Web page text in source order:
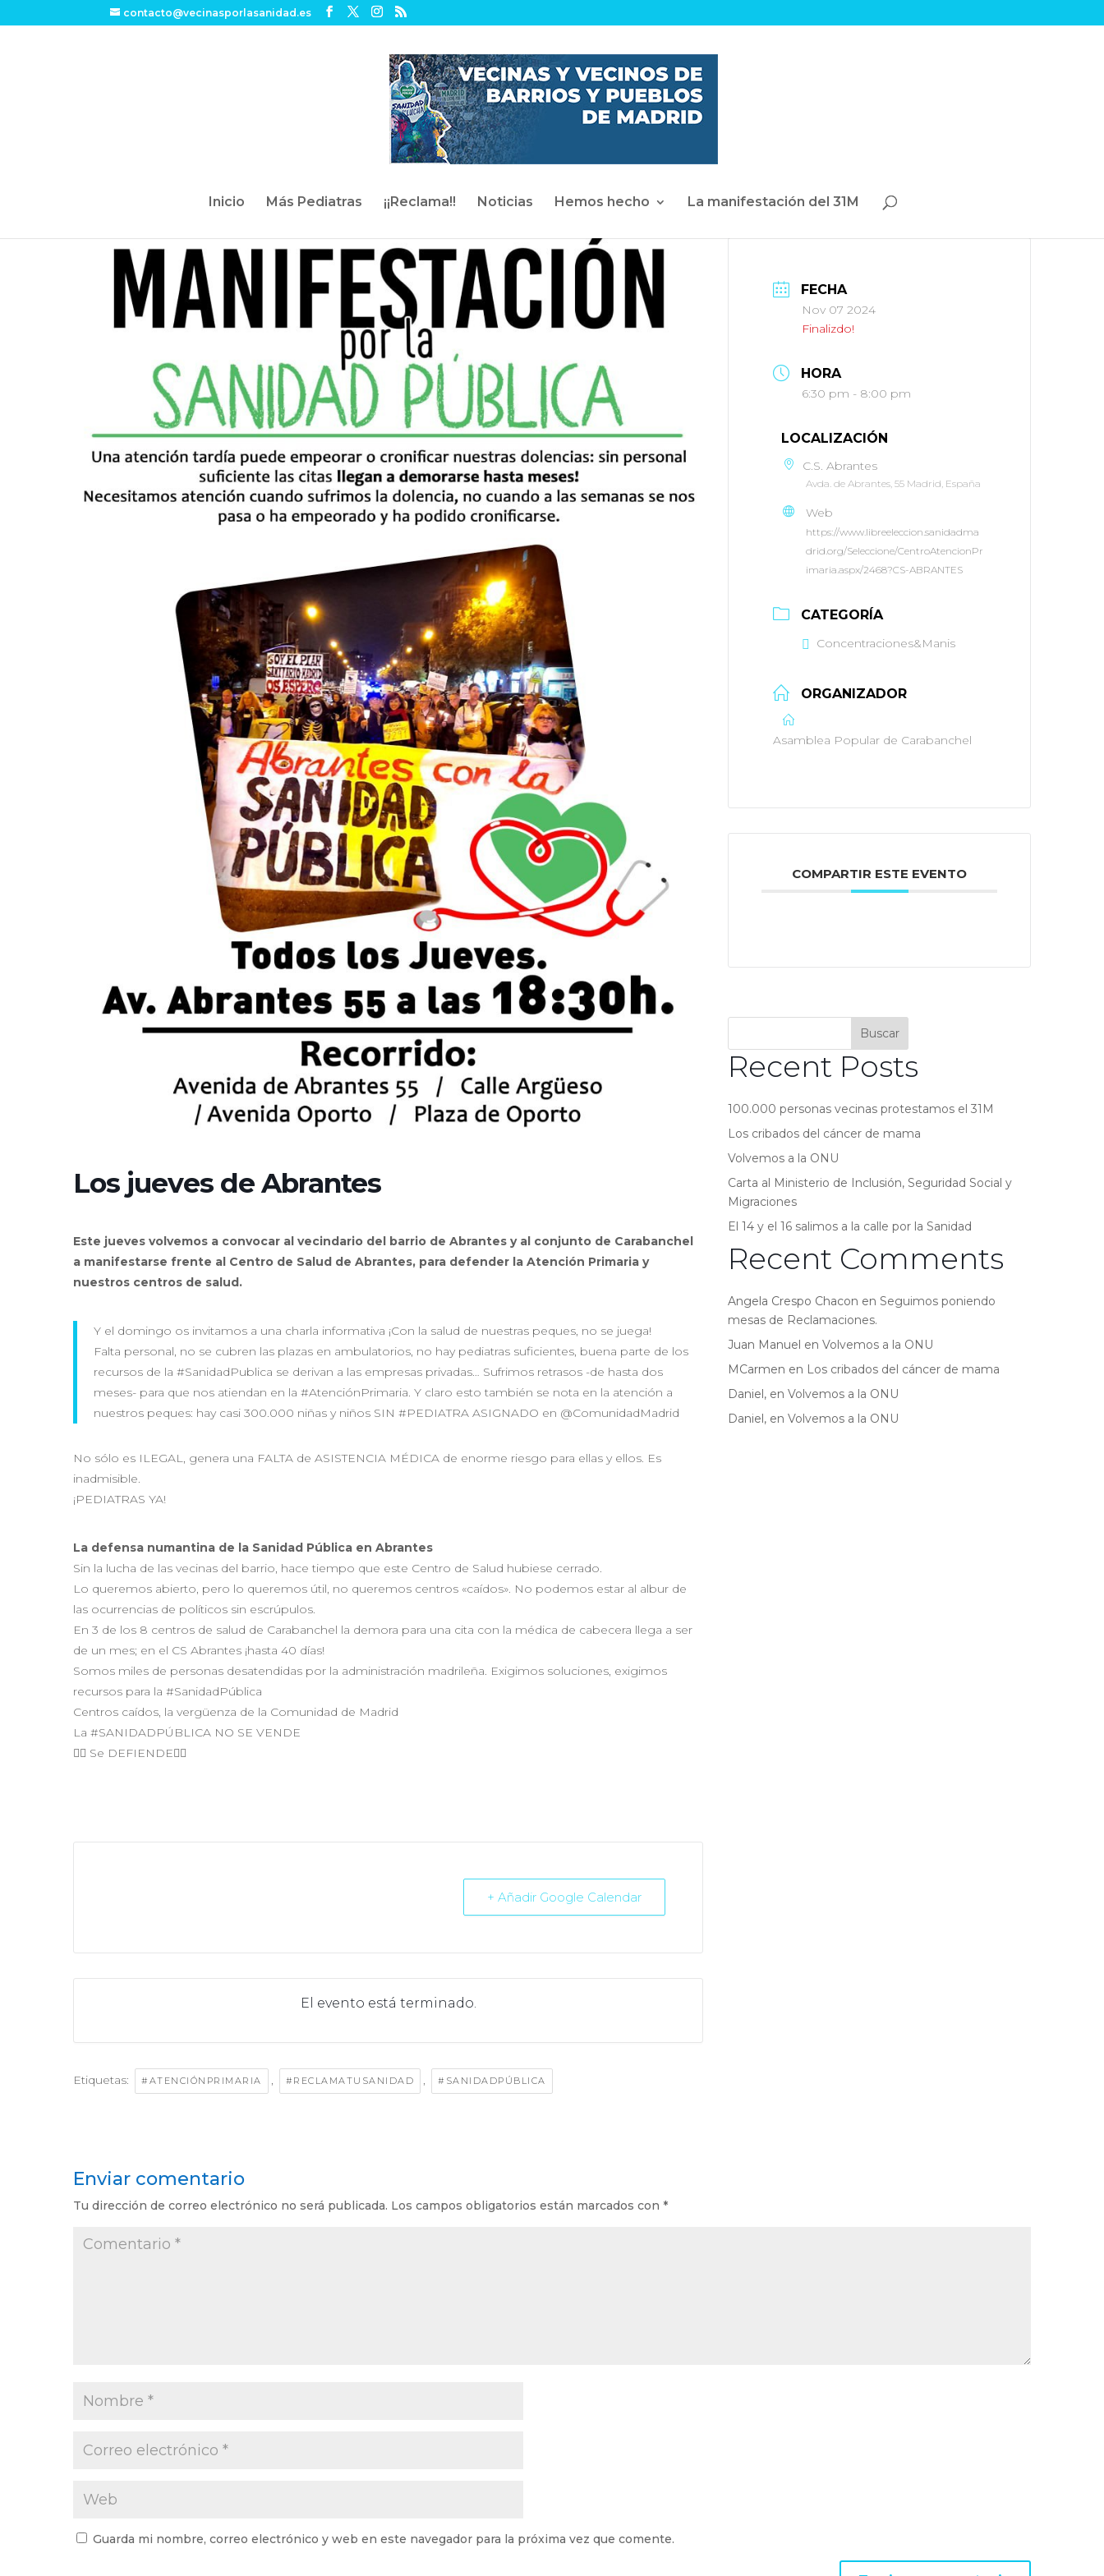
contacto@vecinasporlasanidad.es
Inicio Más Pediatras ¡¡Reclama!! Noticias Hemos hecho La manifestación del 31M
Los jueves de Abrantes
Este jueves volvemos a convocar al vecindario del barrio de Abrantes y al conjunto de Carabanchel
a manifestarse frente al Centro de Salud de Abrantes, para defender la Atención Primaria y
nuestros centros de salud.
Y el domingo os invitamos a una charla informativa ¡Con la salud de nuestras peques, no se juega!
Falta personal, no se cubren las plazas en ambulatorios, no hay pediatras suficientes, buena parte de los
recursos de la #SanidadPublica se derivan a las empresas privadas… Sufrimos retrasos -de hasta dos
meses- para que nos atiendan en la #AtenciónPrimaria. Y claro esto también se nota en la atención a
nuestros peques: hay casi 300.000 niñas y niños SIN #PEDIATRA ASIGNADO en @ComunidadMadrid
No sólo es ILEGAL, genera una FALTA de ASISTENCIA MÉDICA de enorme riesgo para ellas y ellos. Es
inadmisible.
¡PEDIATRAS YA!
La defensa numantina de la Sanidad Pública en Abrantes
Sin la lucha de las vecinas del barrio, hace tiempo que este Centro de Salud hubiese cerrado.
Lo queremos abierto, pero lo queremos útil, no queremos centros «caídos». No podemos estar al albur de
las ocurrencias de políticos sin escrúpulos.
En 3 de los 8 centros de salud de Carabanchel la demora para una cita con la médica de cabecera llega a ser
de un mes; en el CS Abrantes ¡hasta 40 días!
Somos miles de personas desatendidas por la administración madrileña. Exigimos soluciones, exigimos
recursos para la #SanidadPública
Centros caídos, la vergüenza de la Comunidad de Madrid
La #SANIDADPÚBLICA NO SE VENDE
👉🏾 Se DEFIENDE👈🏾
+ Añadir Google Calendar
El evento está terminado.
Etiquetas: #ATENCIÓNPRIMARIA , #RECLAMATUSANIDAD , #SANIDADPÚBLICA
FECHA
Nov 07 2024
Finalizdo!
HORA
6:30 pm - 8:00 pm
LOCALIZACIÓN
C.S. Abrantes
Avda. de Abrantes, 55 Madrid, España
Web
https://www.libreeleccion.sanidadma
drid.org/Seleccione/CentroAtencionPr
imaria.aspx/2468?CS-ABRANTES
CATEGORÍA
Concentraciones&Manis
ORGANIZADOR
Asamblea Popular de Carabanchel
COMPARTIR ESTE EVENTO
Buscar
Recent Posts
100.000 personas vecinas protestamos el 31M
Los cribados del cáncer de mama
Volvemos a la ONU
Carta al Ministerio de Inclusión, Seguridad Social y
Migraciones
El 14 y el 16 salimos a la calle por la Sanidad
Recent Comments
Angela Crespo Chacon enSeguimos poniendo
mesas de Reclamaciones.
Juan Manuel enVolvemos a la ONU
MCarmen en Los cribados del cáncer de mama
Daniel, enVolvemos a la ONU
Daniel, enVolvemos a la ONU
Enviar comentario
Tu dirección de correo electrónico no será publicada. Los campos obligatorios están marcados con *
Guarda mi nombre, correo electrónico y web en este navegador para la próxima vez que comente.